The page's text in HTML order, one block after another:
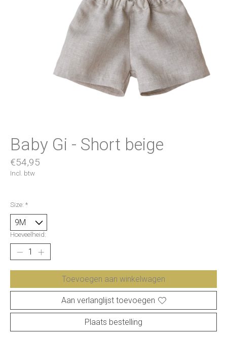
Baby Gi - Short beige
€54,95
Incl. btw
Size: *
Hoeveelheid:
Toevoegen aan winkelwagen
Aan verlanglijst toevoegen
Plaats bestelling